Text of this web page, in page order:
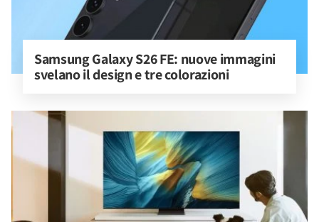
Samsung Galaxy S26 FE: nuove immagini
svelano il design e tre colorazioni